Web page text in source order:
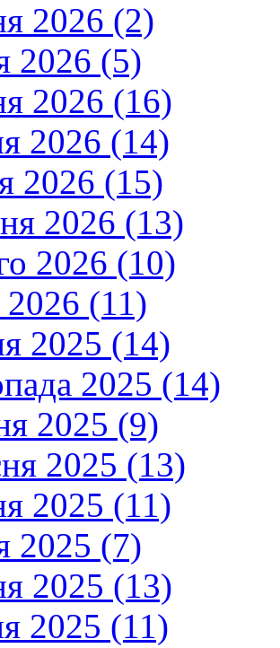
2026 (2)
2026 (5)
2026 (16)
2026 (14)
2026 (15)
2026 (13)
2026 (10)
2026 (11)
2025 (14)
2025 (14)
2025 (9)
2025 (13)
2025 (11)
2025 (7)
2025 (13)
2025 (11)